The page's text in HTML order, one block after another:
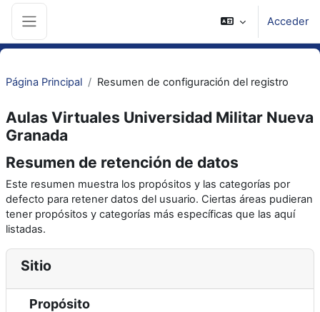
Salta al contenido principal
Panel lateral
Acceder
Página Principal Resumen de configuración del registro
Aulas Virtuales Universidad Militar Nueva
Granada
Resumen de retención de datos
Este resumen muestra los propósitos y las categorías por
defecto para retener datos del usuario. Ciertas áreas pudieran
tener propósitos y categorías más específicas que las aquí
listadas.
Sitio
Propósito